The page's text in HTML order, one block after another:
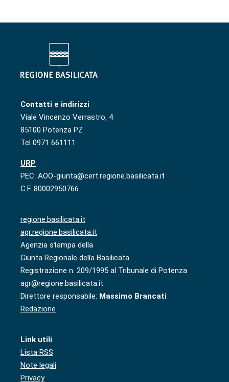
Contatti e indirizzi
Viale Vincenzo Verrastro, 4
85100 Potenza PZ
Tel 0971 661111
URP
PEC: AOO-giunta@cert.regione.basilicata.it
C.F. 80002950766
regione.basilicata.it
agr.regione.basilicata.it
Agenzia stampa della
Giunta Regionale della Basilicata
Registrazione n. 209/1995 al Tribunale di Potenza
agr@regione.basilicata.it
Direttore responsabile: Massimo Brancati
Redazione
Link utili
Lista RSS
Note legali
Privacy